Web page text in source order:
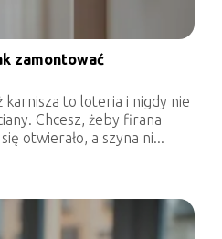
zamontować
karnisza to loteria i nigdy nie
Chcesz, żeby firana
otwierało, a szyna ni...